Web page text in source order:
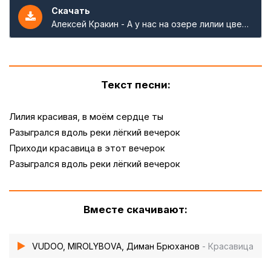
Скачать
Алексей Кракин - А у нас на озере лилии цветут
Текст песни:
Лилия красивая, в моём сердце ты
Разыгрался вдоль реки лёгкий вечерок
Приходи красавица в этот вечерок
Разыгрался вдоль реки лёгкий вечерок
Вместе скачивают:
VUDOO, MIROLYBOVA, Диман Брюханов - Красавица